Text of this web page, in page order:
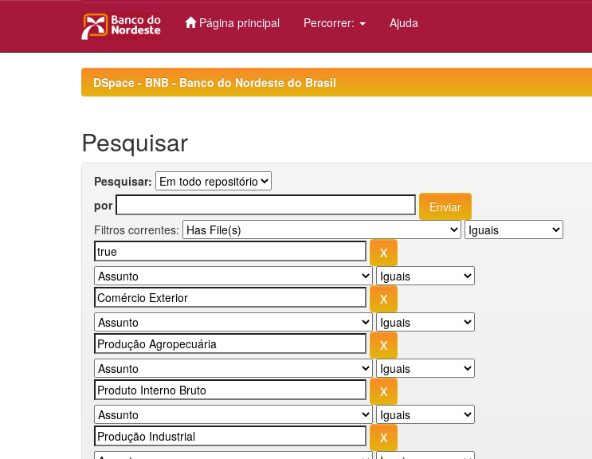
Página principal Percorrer: Ajuda
DSpace - BNB - Banco do Nordeste do Brasil
Pesquisar
Pesquisar:
por
Filtros correntes: